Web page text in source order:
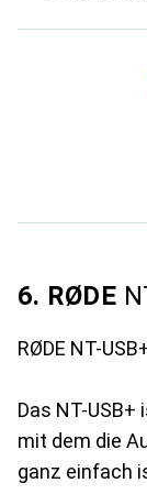
6. RØDE
RØDE NT-
Das NT-
mit dem die
ganz einfach